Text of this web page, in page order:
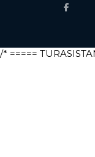
/* =====